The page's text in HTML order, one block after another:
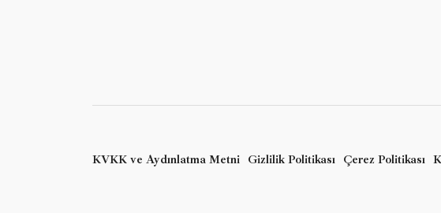
KVKK ve Aydınlatma Metni Gizlilik Politikası Çerez Politikası